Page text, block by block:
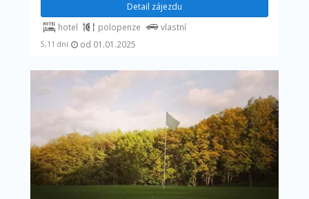
Detail zájezdu
hotel polopenze
vlastní
od 01.01.2025
5,11 dní